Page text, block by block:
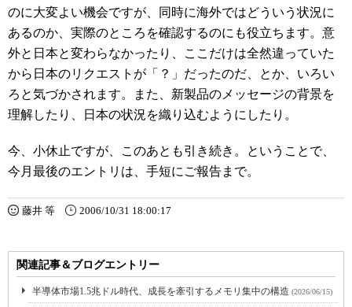
のに大変よい機会ですが、同時に海外ではどういう状況に
あるのか、実際のところを確認するのにも役立ちます。意
外と日本と変わらなかったり、ここだけは全然違っていた
から日本のリクエストが「？」だったのだ、とか、いろい
ろと気づかされます。また、新製品のメッセージの背景を
理解したり、日本の状況を織り込むようにしたり。
今、小休止ですが、このあとも引き続き。ということで、
今月最後のエントリは、手短にご報告まで。
藤井 等 2006/10/31 18:00:17
関連記事＆ブログエントリー
半導体市場1.5兆ドル時代、成長を牽引するメモリ集中の構造 (2026/06/15)